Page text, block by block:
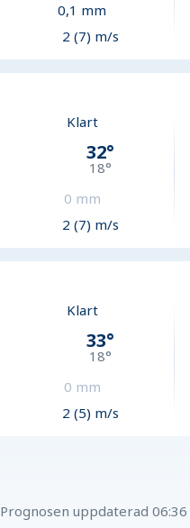
0,1 mm
2 (7) m/s
Klart
32°
18°
0 mm
2 (7) m/s
Klart
33°
18°
0 mm
2 (5) m/s
Prognosen uppdaterad 06:36